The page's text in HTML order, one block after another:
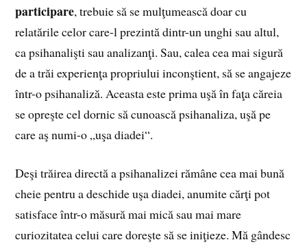
participare, trebuie să se mulţumească doar cu
relatările celor care-l prezintă dintr-un unghi sau altul,
ca psihanalişti sau analizanţi. Sau, calea cea mai sigură
de a trăi experienţa propriului inconştient, să se angajeze
într-o psihanaliză. Aceasta este prima uşă în faţa căreia
se opreşte cel dornic să cunoască psihanaliza, uşă pe
care aş numi-o „uşa diadei“.
Deşi trăirea directă a psihanalizei rămâne cea mai bună
cheie pentru a deschide uşa diadei, anumite cărţi pot
satisface într-o măsură mai mică sau mai mare
curiozitatea celui care doreşte să se iniţieze. Mă gândesc